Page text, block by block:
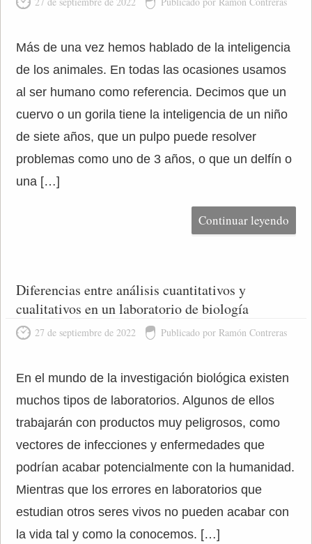
Más de una vez hemos hablado de la inteligencia
de los animales. En todas las ocasiones usamos
al ser humano como referencia. Decimos que un
cuervo o un gorila tiene la inteligencia de un niño
de siete años, que un pulpo puede resolver
problemas como uno de 3 años, o que un delfín o
una […]
Continuar leyendo
Diferencias entre análisis cuantitativos y
cualitativos en un laboratorio de biología
27 de septiembre de 2022 Publicado por Ramón Contreras
En el mundo de la investigación biológica existen
muchos tipos de laboratorios. Algunos de ellos
trabajarán con productos muy peligrosos, como
vectores de infecciones y enfermedades que
podrían acabar potencialmente con la humanidad.
Mientras que los errores en laboratorios que
estudian otros seres vivos no pueden acabar con
la vida tal y como la conocemos. […]